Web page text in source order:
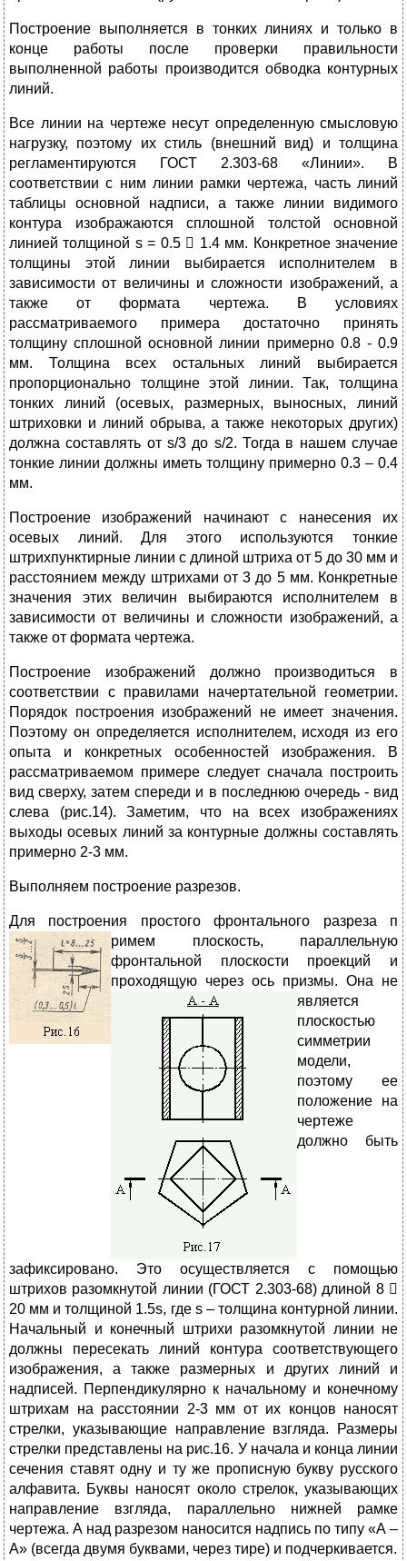
Построение выполняется в тонких линиях и только в
конце работы после проверки правильности
выполненной работы производится обводка контурных
линий.
Все линии на чертеже несут определенную смысловую
нагрузку, поэтому их стиль (внешний вид) и толщина
регламентируются ГОСТ 2.303-68 «Линии». В
соответствии с ним линии рамки чертежа, часть линий
таблицы основной надписи, а также линии видимого
контура изображаются сплошной толстой основной
линией толщиной s = 0.5  1.4 мм. Конкретное значение
толщины этой линии выбирается исполнителем в
зависимости от величины и сложности изображений, а
также от формата чертежа. В условиях
рассматриваемого примера достаточно принять
толщину сплошной основной линии примерно 0.8 - 0.9
мм. Толщина всех остальных линий выбирается
пропорционально толщине этой линии. Так, толщина
тонких линий (осевых, размерных, выносных, линий
штриховки и линий обрыва, а также некоторых других)
должна составлять от s/3 до s/2. Тогда в нашем случае
тонкие линии должны иметь толщину примерно 0.3 – 0.4
мм.
Построение изображений начинают с нанесения их
осевых линий. Для этого используются тонкие
штрихпунктирные линии с длиной штриха от 5 до 30 мм и
расстоянием между штрихами от 3 до 5 мм. Конкретные
значения этих величин выбираются исполнителем в
зависимости от величины и сложности изображений, а
также от формата чертежа.
Построение изображений должно производиться в
соответствии с правилами начертательной геометрии.
Порядок построения изображений не имеет значения.
Поэтому он определяется исполнителем, исходя из его
опыта и конкретных особенностей изображения. В
рассматриваемом примере следует сначала построить
вид сверху, затем спереди и в последнюю очередь - вид
слева (рис.14). Заметим, что на всех изображениях
выходы осевых линий за контурные должны составлять
примерно 2-3 мм.
Выполняем построение разрезов.
Для построения простого фронтального разреза п
римем плоскость, параллельную
фронтальной плоскости проекций и
проходящую через ось призмы. Она не
является
плоскостью
симметрии
модели,
поэтому ее
положение на
чертеже
должно быть
зафиксировано. Это осуществляется с помощью
штрихов разомкнутой линии (ГОСТ 2.303-68) длиной 8 
20 мм и толщиной 1.5s, где s – толщина контурной линии.
Начальный и конечный штрихи разомкнутой линии не
должны пересекать линий контура соответствующего
изображения, а также размерных и других линий и
надписей. Перпендикулярно к начальному и конечному
штрихам на расстоянии 2-3 мм от их концов наносят
стрелки, указывающие направление взгляда. Размеры
стрелки представлены на рис.16. У начала и конца линии
сечения ставят одну и ту же прописную букву русского
алфавита. Буквы наносят около стрелок, указывающих
направление взгляда, параллельно нижней рамке
чертежа. А над разрезом наносится надпись по типу «А –
А» (всегда двумя буквами, через тире) и подчеркивается.